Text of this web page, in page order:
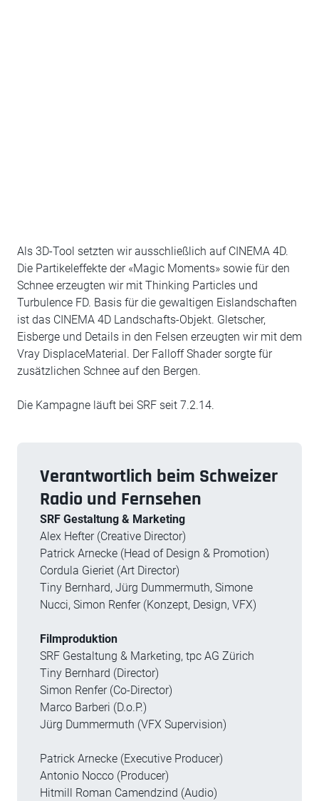
Als 3D-Tool setzten wir ausschließlich auf CINEMA 4D.
Die Partikeleffekte der «Magic Moments» sowie für den
Schnee erzeugten wir mit Thinking Particles und
Turbulence FD. Basis für die gewaltigen Eislandschaften
ist das CINEMA 4D Landschafts-Objekt. Gletscher,
Eisberge und Details in den Felsen erzeugten wir mit dem
Vray DisplaceMaterial. Der Falloff Shader sorgte für
zusätzlichen Schnee auf den Bergen.
Die Kampagne läuft bei SRF seit 7.2.14.
Verantwortlich beim Schweizer
Radio und Fernsehen
SRF Gestaltung & Marketing
Alex Hefter (Creative Director)
Patrick Arnecke (Head of Design & Promotion)
Cordula Gieriet (Art Director)
Tiny Bernhard, Jürg Dummermuth, Simone
Nucci, Simon Renfer (Konzept, Design, VFX)
Filmproduktion
SRF Gestaltung & Marketing, tpc AG Zürich
Tiny Bernhard (Director)
Simon Renfer (Co-Director)
Marco Barberi (D.o.P.)
Jürg Dummermuth (VFX Supervision)
Patrick Arnecke (Executive Producer)
Antonio Nocco (Producer)
Hitmill Roman Camendzind (Audio)